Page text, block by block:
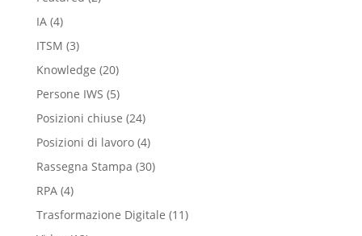
IA(4)
ITSM (3)
Knowledge (20)
Persone IWS (5)
Posizioni chiuse (24)
Posizioni di lavoro(4)
Rassegna Stampa (30)
RPA(4)
Trasformazione Digitale (11)